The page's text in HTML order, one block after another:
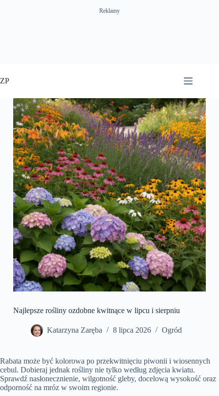
Reklamy
do
treści
ZP
Najlepsze rośliny ozdobne kwitnące w lipcu i sierpniu
Katarzyna Zaręba 8 lipca 2026 Ogród
Rabata może być kolorowa po przekwitnięciu piwonii i wiosennych
cebul. Dobieraj jednak rośliny nie tylko według zdjęcia kwiatu.
Sprawdź nasłonecznienie, wilgotność gleby, docelową wysokość oraz
odporność na mróz w swoim regionie.